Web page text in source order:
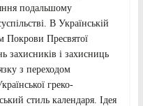
подальшому
В Українській
Покрови Пресвятої
захисників і захисниць
з переходом
греко-
стиль календаря. Ідея